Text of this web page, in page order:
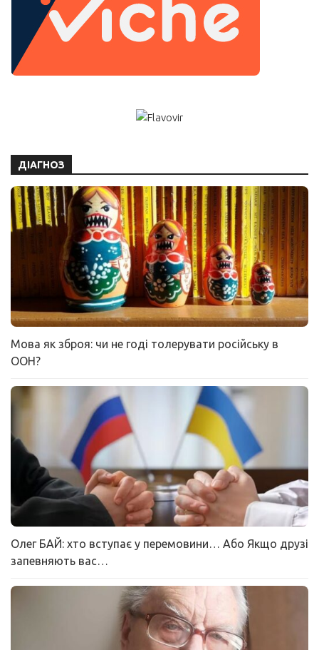
ДІАГНОЗ
Мова як зброя: чи не годі толерувати російську в
ООН?
Олег БАЙ: хто вступає у перемовини… Або Якщо друзі
запевняють вас…